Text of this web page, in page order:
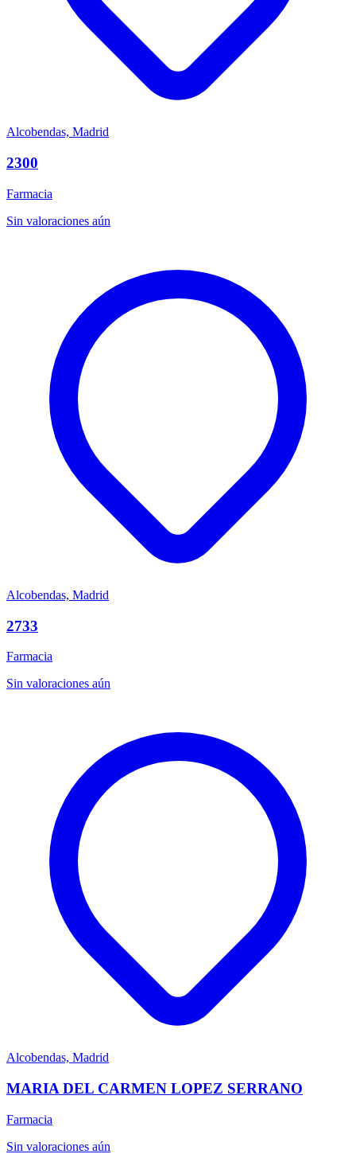
Alcobendas, Madrid
2300
Farmacia
Sin valoraciones aún
Alcobendas, Madrid
2733
Farmacia
Sin valoraciones aún
Alcobendas, Madrid
MARIA DEL CARMEN LOPEZ SERRANO
Farmacia
Sin valoraciones aún